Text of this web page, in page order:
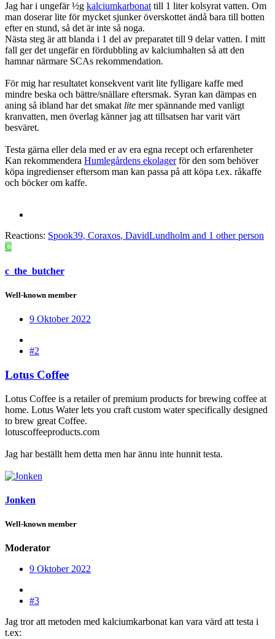
Jag har i ungefär ½g kalciumkarbonattill 1 liter kolsyrat vatten. Om
man doserar lite för mycket sjunker överskottet ändå bara till botten
efter en stund, så det är inte så noga.
Nästa steg är att blanda i 1 del av preparatet till 9 delar vatten. I mitt
fall ger det ungefär en fördubbling av kalciumhalten så att den
hamnar närmare SCAs rekommendation.
För mig har resultatet konsekvent varit lite fylligare kaffe med
mindre beska och bättre/snällare eftersmak. Syran kan dämpas en
aning så ibland har det smakat lite mer spännande med vanligt
kranvatten, men överlag känner jag att tillsatsen har varit värt
besväret.
Testa gärna eller dela med er av era egna recept och erfarenheter
Kan rekommendera Humlegårdens ekolagerför den som behöver
köpa ingredienser eftersom man kan passa på att köpa t.ex. råkaffe
och böcker om kaffe.
Reactions: Spook39, Coraxos, DavidLundholm and 1 other person
C
c_the_butcher
Well-known member
9 Oktober 2022
#2
Lotus Coffee
Lotus Coffee is a retailer of premium products for brewing coffee at
home. Lotus Water lets you craft custom water specifically designed
to brew great Coffee.
lotuscoffeeproducts.com
Jag har beställt hem detta men har ännu inte hunnit testa.
Jonken
Well-known member
Moderator
9 Oktober 2022
#3
Jag tror att metoden med kalciumkarbonat kan vara värd att testa i
t.ex: